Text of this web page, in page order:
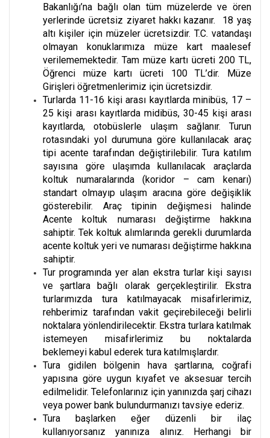
Bakanlığı’na bağlı olan tüm müzelerde ve ören
yerlerinde ücretsiz ziyaret hakkı kazanır. 18 yaş
altı kişiler için müzeler ücretsizdir. T.C. vatandaşı
olmayan konuklarımıza müze kart maalesef
verilememektedir. Tam müze kartı ücreti 200 TL,
Öğrenci müze kartı ücreti 100 TL’dir. Müze
Girişleri öğretmenlerimiz için ücretsizdir.
Turlarda 11-16 kişi arası kayıtlarda minibüs, 17 –
25 kişi arası kayıtlarda midibüs, 30-45 kişi arası
kayıtlarda, otobüslerle ulaşım sağlanır. Turun
rotasındaki yol durumuna göre kullanılacak araç
tipi acente tarafından değiştirilebilir. Tura katılım
sayısına göre ulaşımda kullanılacak araçlarda
koltuk numaralarında (koridor – cam kenarı)
standart olmayıp ulaşım aracına göre değişiklik
gösterebilir. Araç tipinin değişmesi halinde
Acente koltuk numarası değiştirme hakkına
sahiptir. Tek koltuk alımlarında gerekli durumlarda
acente koltuk yeri ve numarası değiştirme hakkına
sahiptir.
Tur programında yer alan ekstra turlar kişi sayısı
ve şartlara bağlı olarak gerçekleştirilir. Ekstra
turlarımızda tura katılmayacak misafirlerimiz,
rehberimiz tarafından vakit geçirebileceği belirli
noktalara yönlendirilecektir. Ekstra turlara katılmak
istemeyen misafirlerimiz bu noktalarda
beklemeyi kabul ederek tura katılmışlardır.
Tura gidilen bölgenin hava şartlarına, coğrafi
yapısına göre uygun kıyafet ve aksesuar tercih
edilmelidir. Telefonlarınız için yanınızda şarj cihazı
veya power bank bulundurmanızı tavsiye ederiz.
Tura başlarken eğer düzenli bir ilaç
kullanıyorsanız yanınıza alınız. Herhangi bir